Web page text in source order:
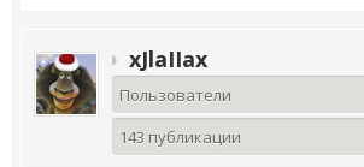
xJlaIIax
Пользователи
143 публикации